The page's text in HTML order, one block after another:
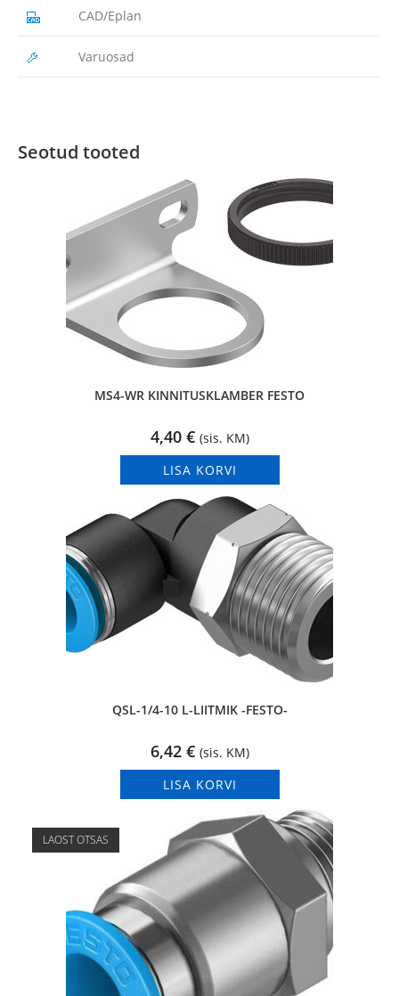
CAD/Eplan
Varuosad
Seotud tooted
MS4-WR KINNITUSKLAMBER FESTO
4,40 € (sis. KM)
LISA KORVI
QSL-1/4-10 L-LIITMIK -FESTO-
6,42 € (sis. KM)
LISA KORVI
LAOST OTSAS